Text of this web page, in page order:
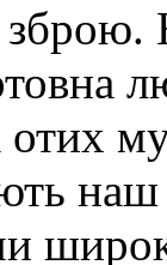
отих